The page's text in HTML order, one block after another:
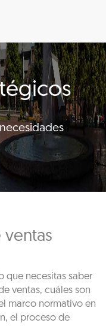
ventas
que necesitas saber
ventas, cuáles son
marco normativo en
el proceso de